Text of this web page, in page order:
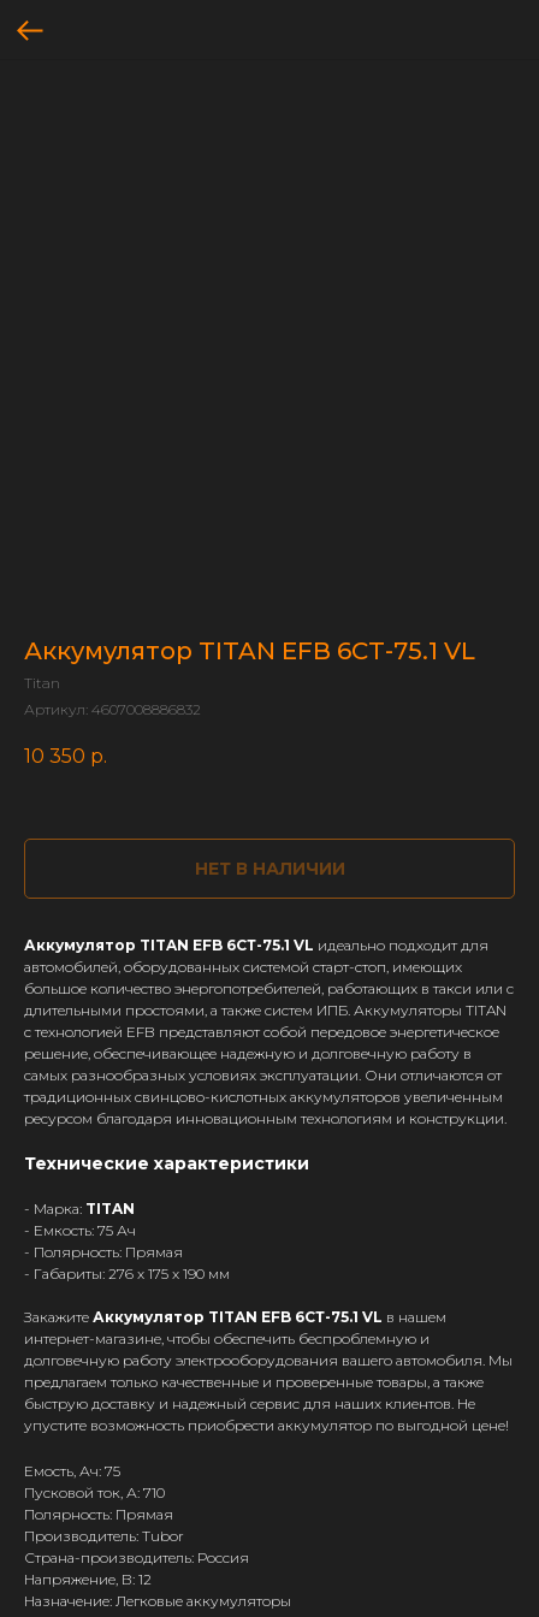
Аккумулятор TITAN EFB 6СТ-75.1 VL
Titan
Артикул: 4607008886832
10 350 р.
НЕТ В НАЛИЧИИ
Аккумулятор TITAN EFB 6СТ-75.1 VL идеально подходит для
автомобилей, оборудованных системой старт-стоп, имеющих
большое количество энергопотребителей, работающих в такси или с
длительными простоями, а также систем ИПБ. Аккумуляторы TITAN
с технологией EFB представляют собой передовое энергетическое
решение, обеспечивающее надежную и долговечную работу в
самых разнообразных условиях эксплуатации. Они отличаются от
традиционных свинцово-кислотных аккумуляторов увеличенным
ресурсом благодаря инновационным технологиям и конструкции.
Технические характеристики
- Марка: TITAN
- Емкость: 75 Ач
- Полярность: Прямая
- Габариты: 276 x 175 x 190 мм
Закажите Аккумулятор TITAN EFB 6СТ-75.1 VL в нашем
интернет-магазине, чтобы обеспечить беспроблемную и
долговечную работу электрооборудования вашего автомобиля. Мы
предлагаем только качественные и проверенные товары, а также
быструю доставку и надежный сервис для наших клиентов. Не
упустите возможность приобрести аккумулятор по выгодной цене!
Емость, Ач: 75
Пусковой ток, А: 710
Полярность: Прямая
Производитель: Tubor
Страна-производитель: Россия
Напряжение, В: 12
Назначение: Легковые аккумуляторы